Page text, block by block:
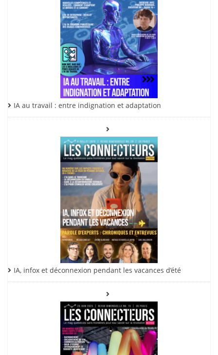
IA au travail : entre indignation et adaptation
IA, infox et déconnexion pendant les vacances d’été